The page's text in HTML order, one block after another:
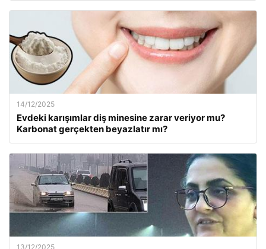
14/12/2025
Evdeki karışımlar diş minesine zarar veriyor mu?
Karbonat gerçekten beyazlatır mı?
13/12/2025